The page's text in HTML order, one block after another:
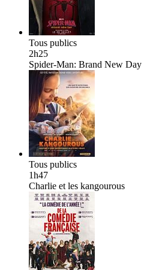
Tous publics
2h25
Spider-Man: Brand New Day
Tous publics
1h47
Charlie et les kangourous